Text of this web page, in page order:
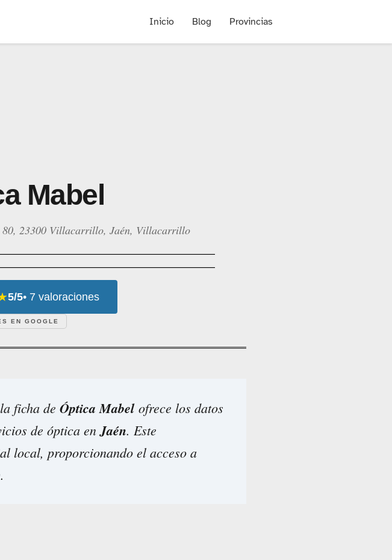
Inicio Blog Provincias
Mabel
80, 23300 Villacarrillo, Jaén, Villacarrillo
5/5• 7 valoraciones
EN GOOGLE
ficha de Óptica Mabelofrece los datos
de óptica enJaén. Este
local, proporcionando el acceso a